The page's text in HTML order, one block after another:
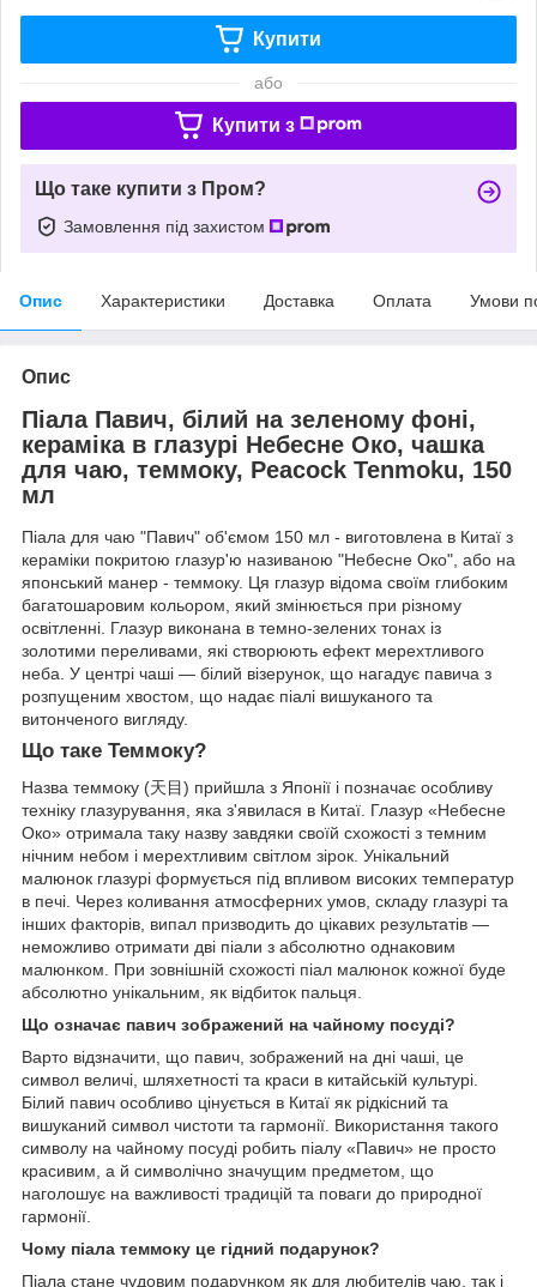
Купити
або
Купити з
Що таке купити з Пром?
Замовлення під захистом
Опис Характеристики Доставка Оплата Умови
Опис
Піала Павич, білий на зеленому фоні,
кераміка в глазурі Небесне Око, чашка
для чаю, теммоку, Peacock Tenmoku, 150
мл
Піала для чаю "Павич" об'ємом 150 мл - виготовлена ​​в Китаї з
кераміки покритою глазур'ю називаною "Небесне Око", або на
японський манер - теммоку. Ця глазур відома своїм глибоким
багатошаровим кольором, який змінюється при різному
освітленні. Глазур виконана в темно-зелених тонах із
золотими переливами, які створюють ефект мерехтливого
неба. У центрі чаші — білий візерунок, що нагадує павича з
розпущеним хвостом, що надає піалі вишуканого та
витонченого вигляду.
Що таке Теммоку?
Назва теммоку (天目) прийшла з Японії і позначає особливу
техніку глазурування, яка з'явилася в Китаї. Глазур «Небесне
Око» отримала таку назву завдяки своїй схожості з темним
нічним небом і мерехтливим світлом зірок. Унікальний
малюнок глазурі формується під впливом високих температур
в печі. Через коливання атмосферних умов, складу глазурі та
інших факторів, випал призводить до цікавих результатів —
неможливо отримати дві піали з абсолютно однаковим
малюнком. При зовнішній схожості піал малюнок кожної буде
абсолютно унікальним, як відбиток пальця.
Що означає павич зображений на чайному посуді?
Варто відзначити, що павич, зображений на дні чаші, це
символ величі, шляхетності та краси в китайській культурі.
Білий павич особливо цінується в Китаї як рідкісний та
вишуканий символ чистоти та гармонії. Використання такого
символу на чайному посуді робить піалу «Павич» не просто
красивим, а й символічно значущим предметом, що
наголошує на важливості традицій та поваги до природної
гармонії.
Чому піала теммоку це гідний подарунок?
Піала стане чудовим подарунком як для любителів чаю, так і